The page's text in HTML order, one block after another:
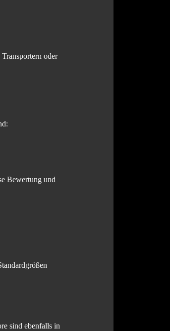
oder
Bewertung und
sind ebenfalls in